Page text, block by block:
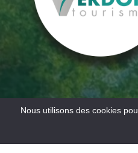
Mentions légales
Nous utilisons des cookies